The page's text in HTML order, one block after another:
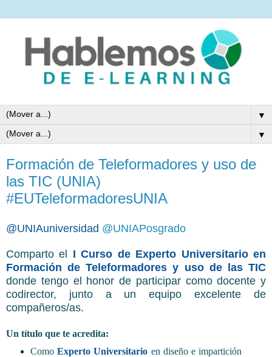
▼
▼
Formación de Teleformadores y uso de
las TIC (UNIA)
#EUTeleformadoresUNIA
@UNIAuniversidad @UNIAPosgrado
Comparto el I Curso de Experto Universitario en
Formación de Teleformadores y uso de las TIC
donde tengo el honor de participar como docente y
codirector, junto a un equipo excelente de
compañeros/as.
Un título que te acredita:
Como Experto Universitario en diseño e impartición